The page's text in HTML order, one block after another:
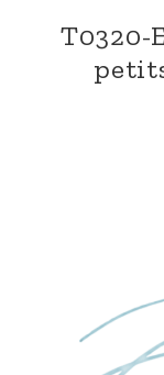
T0320-